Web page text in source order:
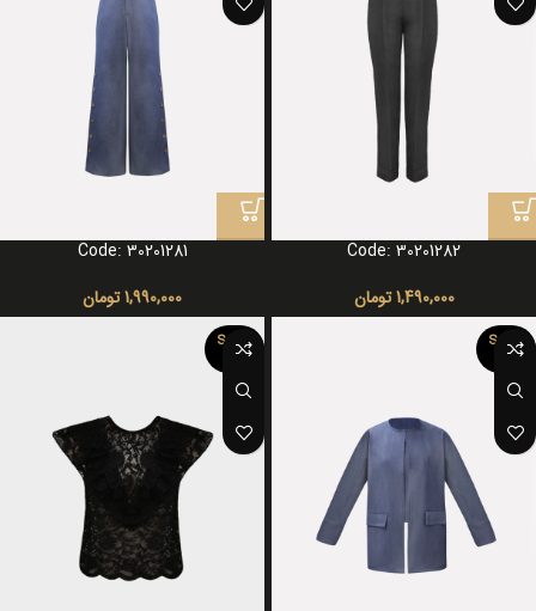
Code: 30201282
1,490,000 تومان
Code: 30201281
1,990,000تومان
SOLD
OUT
SOLD
OUT